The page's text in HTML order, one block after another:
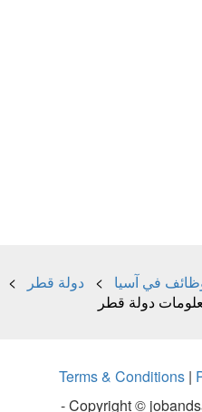
في آسيا >دولة قطر
>
دولة قطر
Terms & Conditions|
Copyright ©